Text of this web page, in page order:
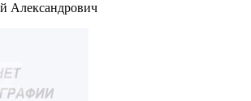
Александрович